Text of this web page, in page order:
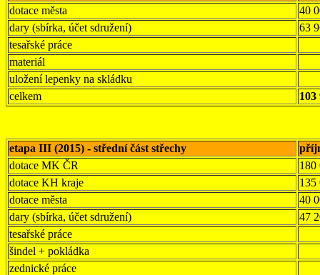
dotace města
40
dary (sbírka, účet sdružení)
63
tesařské práce
materiál
uložení lepenky na skládku
celkem
103
etapa III (2015) - střední část střechy
dotace MK ČR
180
dotace KH kraje
135
dotace města
40
dary (sbírka, účet sdružení)
47
tesařské práce
šindel + pokládka
zednické práce